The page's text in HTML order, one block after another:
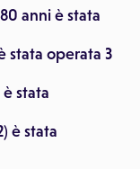
anni è stata
stata operata 3
stata
è stata